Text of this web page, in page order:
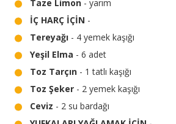
Taze Limon - yarım
İÇ HARÇ İÇİN -
Tereyağı - 4 yemek kaşığı
Yeşil Elma - 6 adet
Toz Tarçın - 1 tatlı kaşığı
Toz Şeker - 2 yemek kaşığı
Ceviz - 2 su bardağı